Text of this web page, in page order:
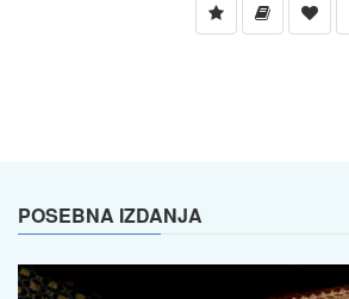
POSEBNA IZDANJA